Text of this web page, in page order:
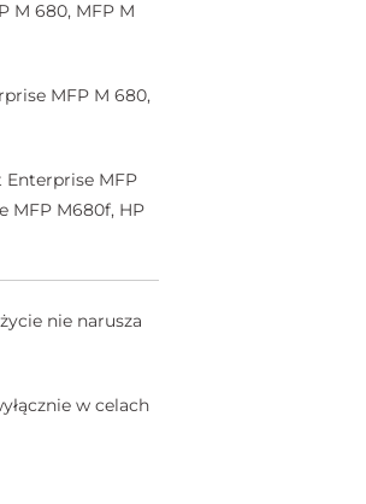
M 680, MFP M
MFP M 680,
Enterprise MFP
MFP M680f, HP
nie narusza
w celach